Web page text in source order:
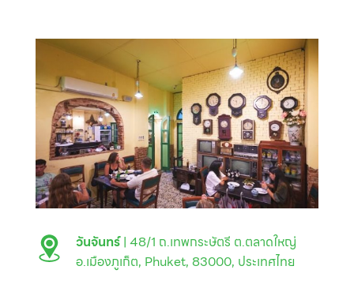
วันจันทร์| 48/1 ถ.เทพกระษัตรี ต.ตลาดใหญ่
อ.เมืองภูเก็ต, Phuket, 83000, ประเทศไทย